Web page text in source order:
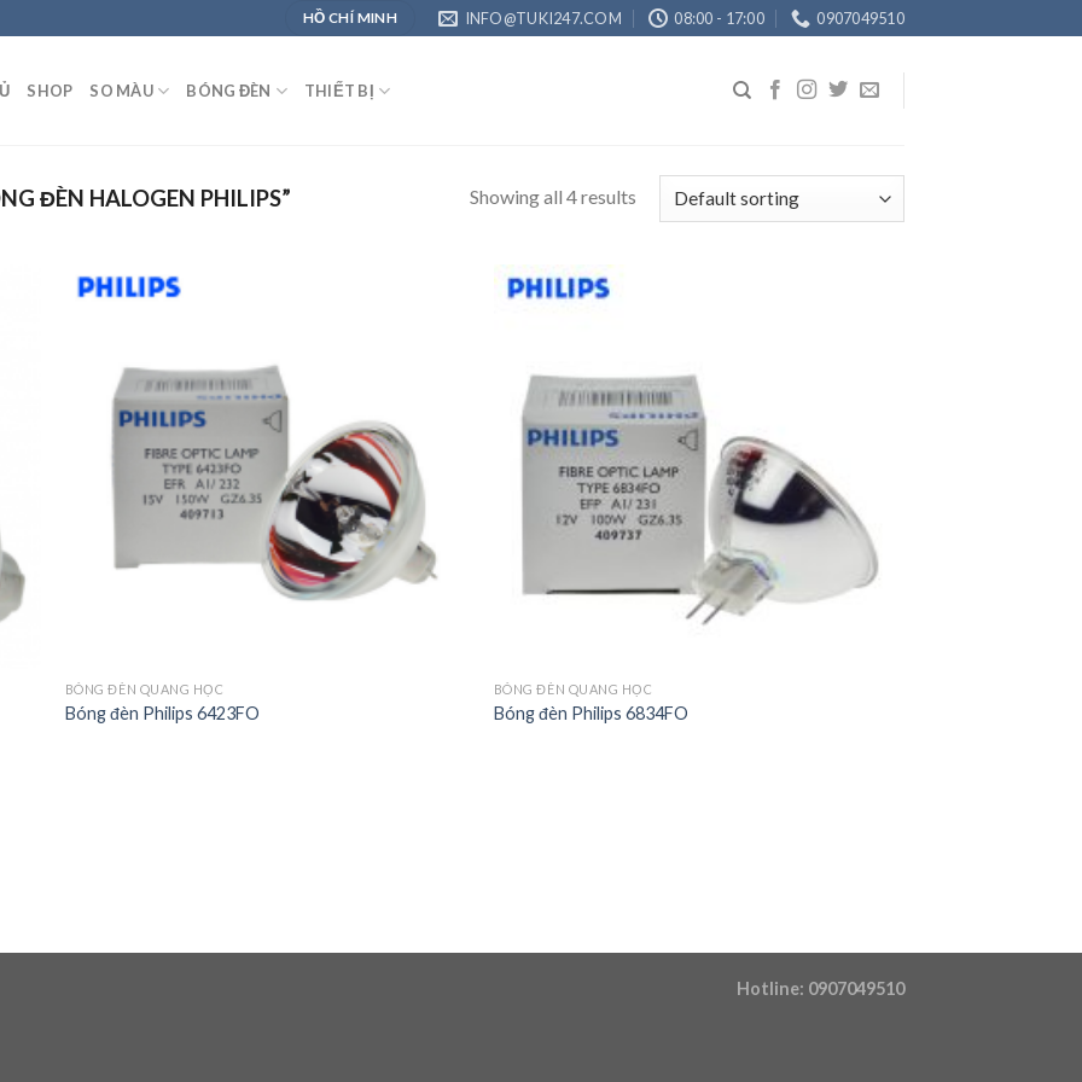
HỒ CHÍ MINH INFO@TUKI247.COM 08:00 - 17:00 0907049510
SHOP SO MÀU BÓNG ĐÈN THIẾT BỊ
ĐÈN HALOGEN PHILIPS” Showing all 4 results
BÓNG ĐÈN QUANG HỌC
Bóng đèn Philips 6423FO
BÓNG ĐÈN QUANG HỌC
Bóng đèn Philips 6834FO
Hotline: 0907049510